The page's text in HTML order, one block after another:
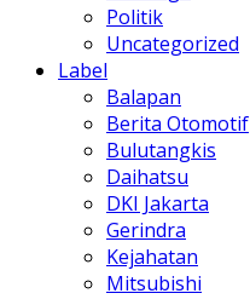
Politik
Uncategorized
Label
Balapan
Berita Otomotif
Bulutangkis
Daihatsu
DKI Jakarta
Gerindra
Kejahatan
Mitsubishi